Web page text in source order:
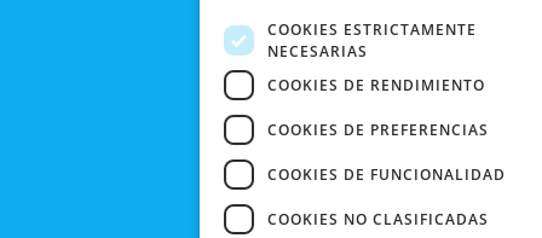
FRIDAY
CONTACTO
COOKIES ESTRICTAMENTE
NECESARIAS
COOKIES DE RENDIMIENTO
COOKIES DE PREFERENCIAS
COOKIES DE FUNCIONALIDAD
COOKIES NO CLASIFICADAS